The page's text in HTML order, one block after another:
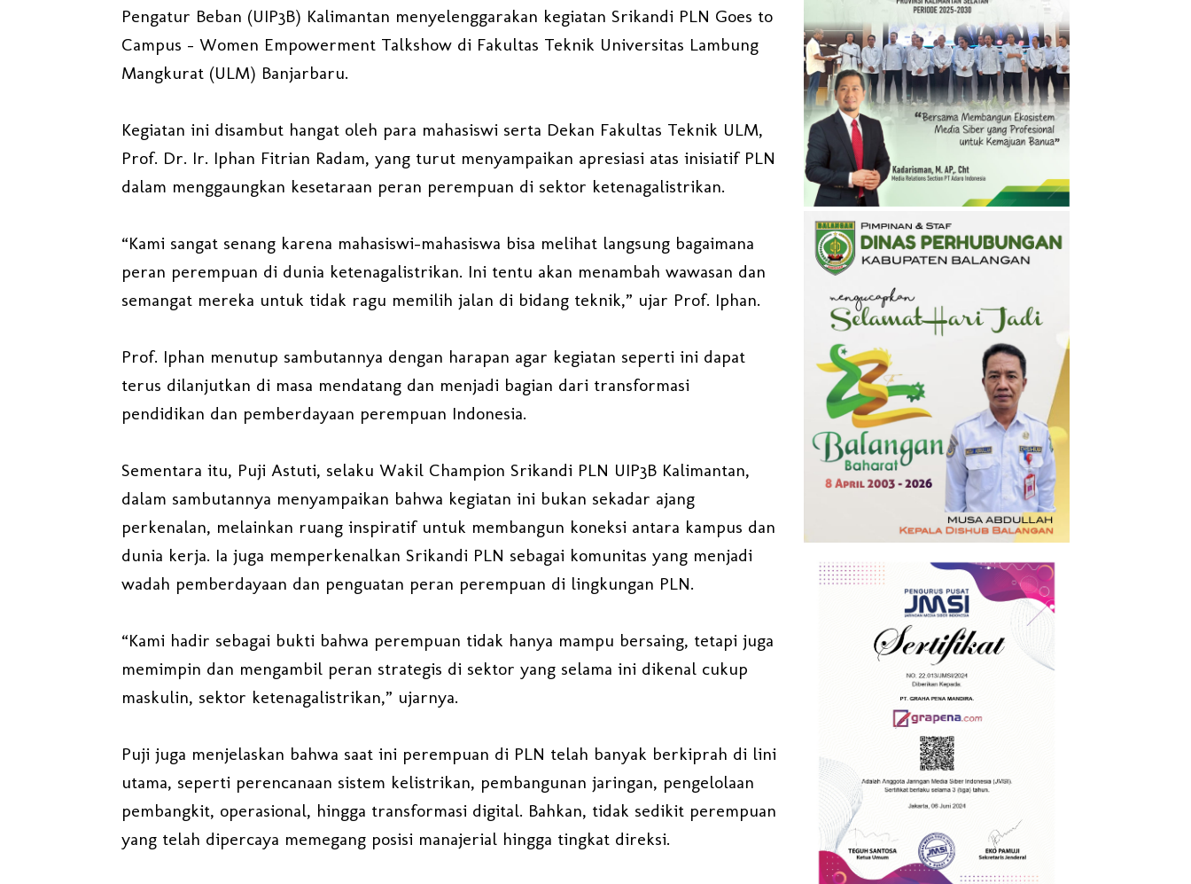
Pengatur Beban (UIP3B) Kalimantan menyelenggarakan kegiatan Srikandi PLN Goes to
Campus – Women Empowerment Talkshow di Fakultas Teknik Universitas Lambung
Mangkurat (ULM) Banjarbaru.
Kegiatan ini disambut hangat oleh para mahasiswi serta Dekan Fakultas Teknik ULM,
Prof. Dr. Ir. Iphan Fitrian Radam, yang turut menyampaikan apresiasi atas inisiatif PLN
dalam menggaungkan kesetaraan peran perempuan di sektor ketenagalistrikan.
“Kami sangat senang karena mahasiswi-mahasiswa bisa melihat langsung bagaimana
peran perempuan di dunia ketenagalistrikan. Ini tentu akan menambah wawasan dan
semangat mereka untuk tidak ragu memilih jalan di bidang teknik,” ujar Prof. Iphan.
Prof. Iphan menutup sambutannya dengan harapan agar kegiatan seperti ini dapat
terus dilanjutkan di masa mendatang dan menjadi bagian dari transformasi
pendidikan dan pemberdayaan perempuan Indonesia.
Sementara itu, Puji Astuti, selaku Wakil Champion Srikandi PLN UIP3B Kalimantan,
dalam sambutannya menyampaikan bahwa kegiatan ini bukan sekadar ajang
perkenalan, melainkan ruang inspiratif untuk membangun koneksi antara kampus dan
dunia kerja. Ia juga memperkenalkan Srikandi PLN sebagai komunitas yang menjadi
wadah pemberdayaan dan penguatan peran perempuan di lingkungan PLN.
“Kami hadir sebagai bukti bahwa perempuan tidak hanya mampu bersaing, tetapi juga
memimpin dan mengambil peran strategis di sektor yang selama ini dikenal cukup
maskulin, sektor ketenagalistrikan,” ujarnya.
Puji juga menjelaskan bahwa saat ini perempuan di PLN telah banyak berkiprah di lini
utama, seperti perencanaan sistem kelistrikan, pembangunan jaringan, pengelolaan
pembangkit, operasional, hingga transformasi digital. Bahkan, tidak sedikit perempuan
yang telah dipercaya memegang posisi manajerial hingga tingkat direksi.